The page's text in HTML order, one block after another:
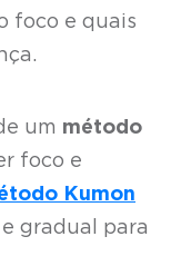
foco e quais
um método
foco e
Kumon
gradual para